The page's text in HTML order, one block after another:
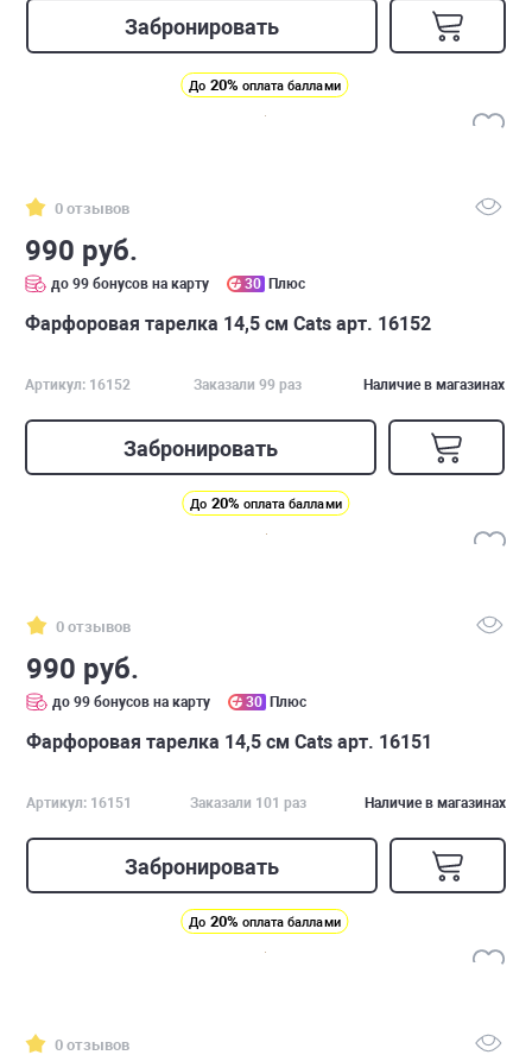
Забронировать
До 20% оплата баллами
0 отзывов
990 руб.
до 99 бонусов на карту 30 Плюс
Фарфоровая тарелка 14,5 см Cats арт. 16152
Артикул: 16152 Заказали 99 раз Наличие в магазинах
Забронировать
До 20% оплата баллами
0 отзывов
990 руб.
до 99 бонусов на карту 30 Плюс
Фарфоровая тарелка 14,5 см Cats арт. 16151
Артикул: 16151 Заказали 101 раз Наличие в магазинах
Забронировать
До 20% оплата баллами
0 отзывов